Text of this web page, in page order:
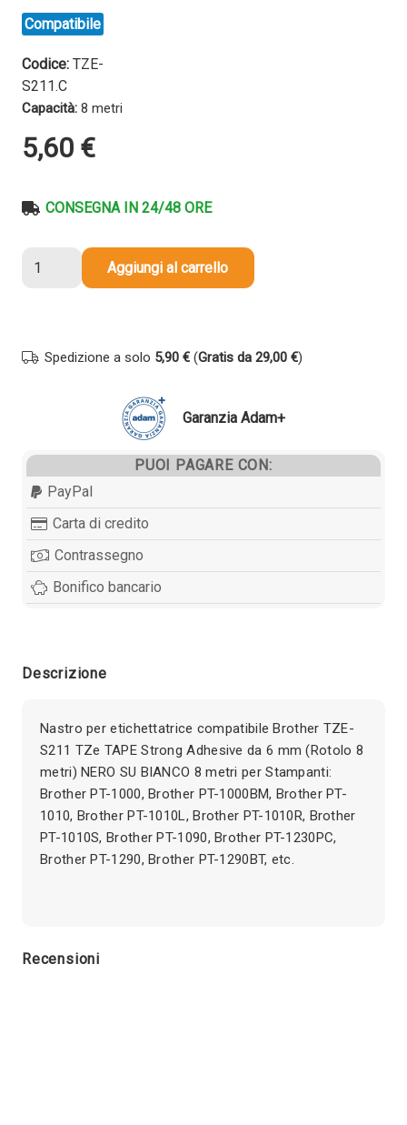
Compatibile
Codice: TZE-
S211.C
Capacità: 8 metri
5,60 €
CONSEGNA IN 24/48 ORE
TZE-
Strong
Adhesive
da
mm
(Rotolo
metri)
BIANCO
Aggiungi al carrello
Spedizione a solo 5,90 € (Gratis da 29,00 €)
Garanzia Adam+
PUOI PAGARE CON:
PayPal
Carta di credito
Contrassegno
Bonifico bancario
Descrizione
Nastro per etichettatrice compatibile Brother TZE-
S211 TZe TAPE Strong Adhesive da 6 mm (Rotolo 8
metri) NERO SU BIANCO 8 metri per Stampanti:
Brother PT-1000, Brother PT-1000BM, Brother PT-
1010, Brother PT-1010L, Brother PT-1010R, Brother
PT-1010S, Brother PT-1090, Brother PT-1230PC,
Brother PT-1290, Brother PT-1290BT, etc.
Recensioni